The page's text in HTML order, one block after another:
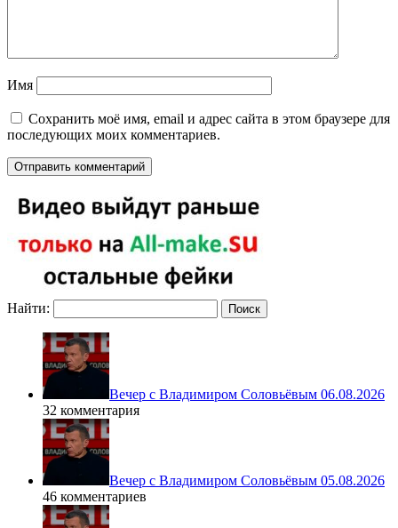
Имя
Сохранить моё имя, email и адрес сайта в этом браузере для
последующих моих комментариев.
Найти:
Вечер с Владимиром Соловьёвым 06.08.2026
32 комментария
Вечер с Владимиром Соловьёвым 05.08.2026
46 комментариев